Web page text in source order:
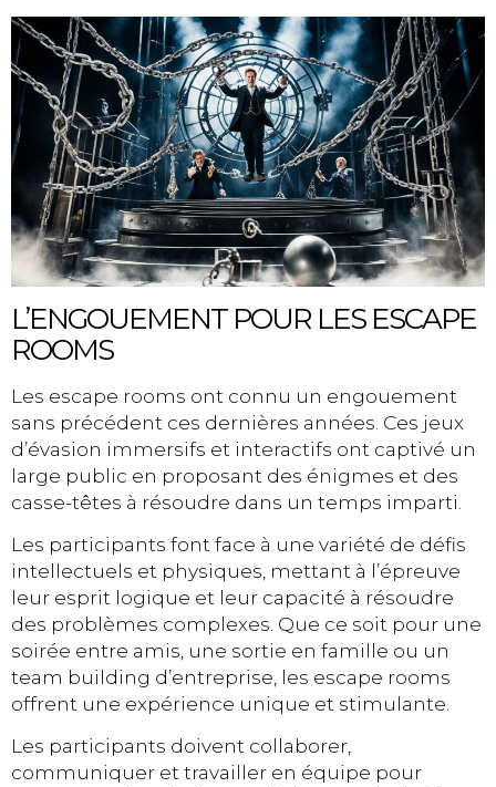
L’ENGOUEMENT POUR LES ESCAPE
ROOMS
Les escape rooms ont connu un engouement
sans précédent ces dernières années. Ces jeux
d’évasion immersifs et interactifs ont captivé un
large public en proposant des énigmes et des
casse-têtes à résoudre dans un temps imparti.
Les participants font face à une variété de défis
intellectuels et physiques, mettant à l’épreuve
leur esprit logique et leur capacité à résoudre
des problèmes complexes. Que ce soit pour une
soirée entre amis, une sortie en famille ou un
team building d’entreprise, les escape rooms
offrent une expérience unique et stimulante.
Les participants doivent collaborer,
communiquer et travailler en équipe pour